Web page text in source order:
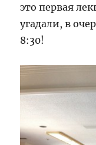
это первая
угадали, в
8:30!